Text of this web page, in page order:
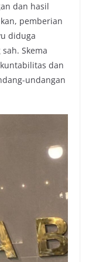
dan hasil
pemberian
diduga
Skema
dan
undangan